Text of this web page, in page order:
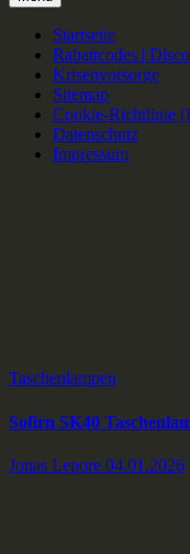
Startseite
Rabattcodes |
Krisenvorsorge
Sitemap
Cookie-Richtlinie
Datenschutz
Impressum
Taschenlampen
Sofirn SK40
Jonas Lepore 04.01.2026